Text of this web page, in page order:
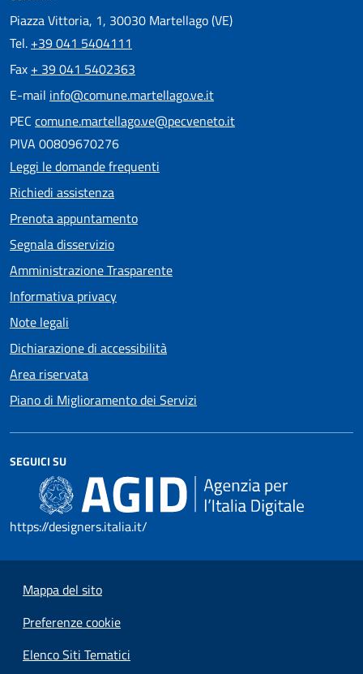
Piazza Vittoria, 1, 30030 Martellago (VE)
Tel. +39 041 5404111
Fax + 39 041 5402363
E-mail info@comune.martellago.ve.it
PEC comune.martellago.ve@pecveneto.it
PIVA 00809670276
Leggi le domande frequenti
Richiedi assistenza
Prenota appuntamento
Segnala disservizio
Amministrazione Trasparente
Informativa privacy
Note legali
Dichiarazione di accessibilità
Area riservata
Piano di Miglioramento dei Servizi
SEGUICI SU
https://designers.italia.it/
Mappa del sito
Preferenze cookie
Elenco Siti Tematici